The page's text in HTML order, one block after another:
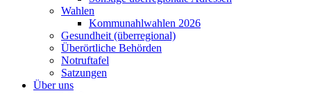
Wahlen
Kommunahlwahlen 2026
Gesundheit (überregional)
Überörtliche Behörden
Notruftafel
Satzungen
Über uns